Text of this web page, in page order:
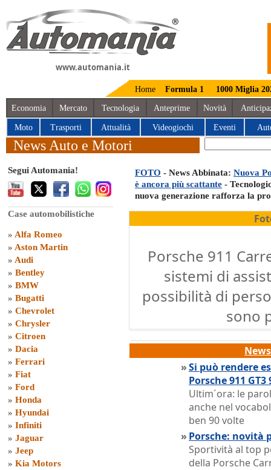
www.automania.it
Home Formula 1 1000 Miglia
Economia Mercato Tecnologia Anteprime Novità
Moto Trasporti Attualità Videogiochi Eventi
News Auto e Motori
Segui Automania!
Case automobilistiche
» Alfa Romeo
» Aston Martin
» Audi
» Bentley
» BMW
» Bugatti
» Chevrolet
» Chrysler
» Citroen
» Dacia
» Ferrari
» Fiat
» Ford
» Honda
» Hyundai
» Infiniti
» Jaguar
» Jeep
» Kia Motors
FOTO - News Abbinata: Nuova
è ancora più scattante -
nuova generazione rafforza la
Porsche 911
sistemi di
possibilità di
sono
»Si può rendere
Porsche 911 GT3
Ultim´ora: le
anche nel
ben 90 volte
» Porsche: novità
Sportività al top
della Porsche